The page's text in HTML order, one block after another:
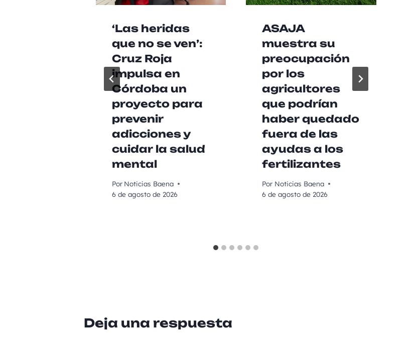
‘Las heridas
que no se ven’:
Cruz Roja
impulsa en
Córdoba un
proyecto para
prevenir
adicciones y
cuidar la salud
mental
Por Noticias Baena
6 de agosto de 2026
ASAJA
muestra su
preocupación
por los
agricultores
que podrían
haber quedado
fuera de las
ayudas a los
fertilizantes
Por Noticias Baena
6 de agosto de 2026
Deja una respuesta